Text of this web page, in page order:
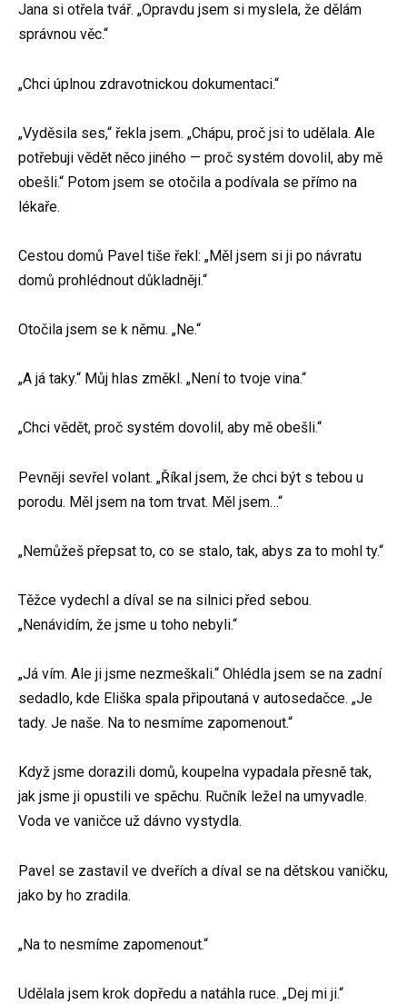
Jana si otřela tvář. „Opravdu jsem si myslela, že dělám
správnou věc.“
„Chci úplnou zdravotnickou dokumentaci.“
„Vyděsila ses,“ řekla jsem. „Chápu, proč jsi to udělala. Ale
potřebuji vědět něco jiného — proč systém dovolil, aby mě
obešli.“ Potom jsem se otočila a podívala se přímo na
lékaře.
Cestou domů Pavel tiše řekl: „Měl jsem si ji po návratu
domů prohlédnout důkladněji.“
Otočila jsem se k němu. „Ne.“
„A já taky.“ Můj hlas změkl. „Není to tvoje vina.“
„Chci vědět, proč systém dovolil, aby mě obešli.“
Pevněji sevřel volant. „Říkal jsem, že chci být s tebou u
porodu. Měl jsem na tom trvat. Měl jsem…“
„Nemůžeš přepsat to, co se stalo, tak, abys za to mohl ty.“
Těžce vydechl a díval se na silnici před sebou.
„Nenávidím, že jsme u toho nebyli.“
„Já vím. Ale ji jsme nezmeškali.“ Ohlédla jsem se na zadní
sedadlo, kde Eliška spala připoutaná v autosedačce. „Je
tady. Je naše. Na to nesmíme zapomenout.“
Když jsme dorazili domů, koupelna vypadala přesně tak,
jak jsme ji opustili ve spěchu. Ručník ležel na umyvadle.
Voda ve vaničce už dávno vystydla.
Pavel se zastavil ve dveřích a díval se na dětskou vaničku,
jako by ho zradila.
„Na to nesmíme zapomenout.“
Udělala jsem krok dopředu a natáhla ruce. „Dej mi ji.“